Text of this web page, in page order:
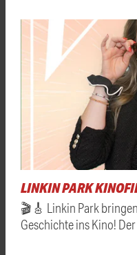
LINKIN PARK
🎬🎸 Linkin Park
Geschichte ins Kino!